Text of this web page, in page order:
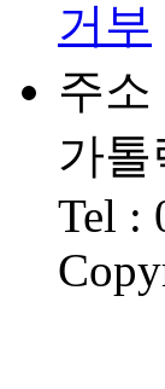
거부
주소
가톨
Tel :